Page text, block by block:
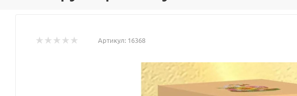
Артикул: 16368